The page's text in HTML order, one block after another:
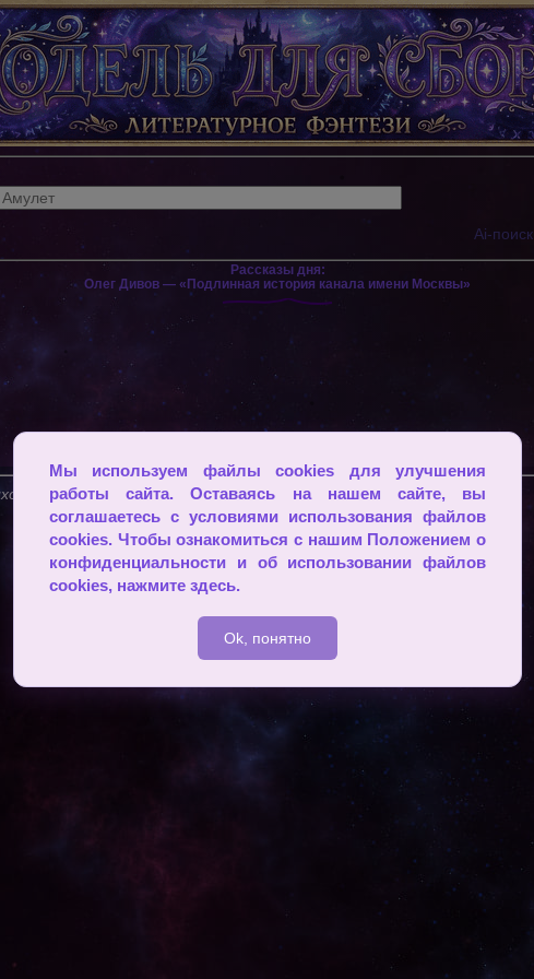
Мы используем файлы cookies для улучшения
работы сайта. Оставаясь на нашем сайте, вы
соглашаетесь с условиями использования файлов
cookies. Чтобы ознакомиться с нашим Положением о
конфиденциальности и об использовании файлов
cookies, нажмите здесь.
Ok, понятно
Ai-поиск
Рассказы дня:
Олег Дивов — «Подлинная история канала имени Москвы»
к цели, мы решаем, что путь был верен. (Поль Валери )
2009 - 2026